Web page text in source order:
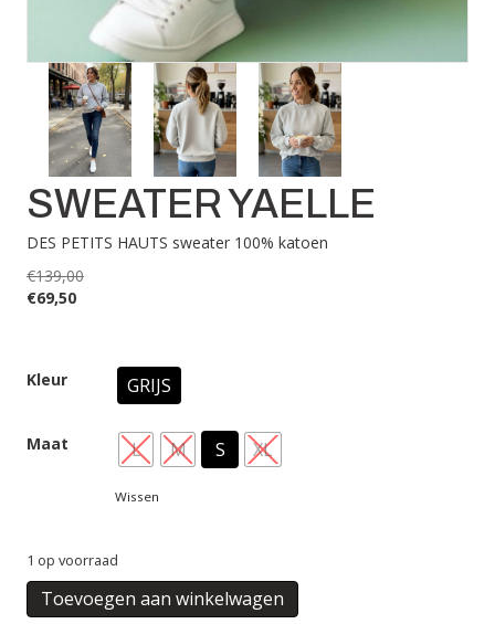
SWEATER YAELLE
DES PETITS HAUTS sweater 100% katoen
€139,00
€69,50
Kleur GRIJS
Maat L M S XL
Wissen
1 op voorraad
SWEATER
YAELLE
Toevoegen aan winkelwagen